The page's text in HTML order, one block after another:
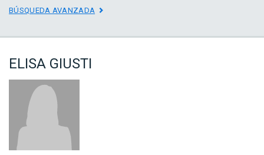
BÚSQUEDA AVANZADA
ELISA GIUSTI